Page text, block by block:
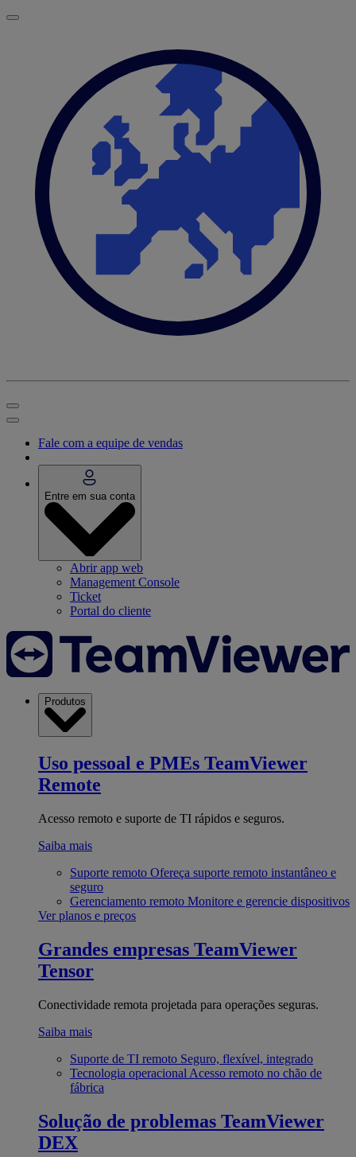
Fale com a equipe de vendas
Entre em sua conta
Abrir app web
Management Console
Ticket
Portal do cliente
Produtos
Uso pessoal e PMEs TeamViewer
Remote
Acesso remoto e suporte de TI rápidos e seguros.
Saiba mais
Suporte remoto Ofereça suporte remoto instantâneo e
seguro
Gerenciamento remoto Monitore e gerencie dispositivos
Ver planos e preços
Grandes empresas TeamViewer
Tensor
Conectividade remota projetada para operações seguras.
Saiba mais
Suporte de TI remoto Seguro, flexível, integrado
Tecnologia operacional Acesso remoto no chão de
fábrica
Solução de problemas TeamViewer
DEX